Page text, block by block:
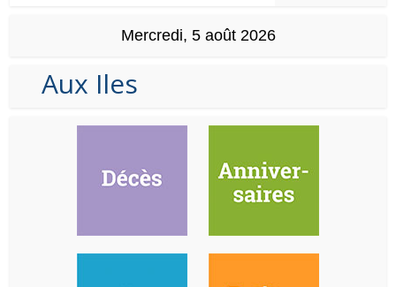
Mercredi, 5 août 2026
Aux Iles